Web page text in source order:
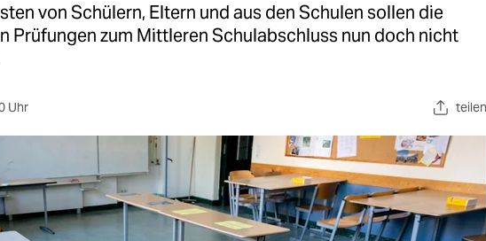
von Schülern, Eltern und aus den Schulen sollen die
Prüfungen zum Mittleren Schulabschluss nun doch nicht
Uhr teilen